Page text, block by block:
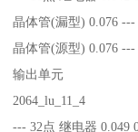
晶体管(漏型) 0.076 ---
晶体管(源型) 0.076 ---
输出单元
2064_lu_11_4
--- 32点 继电器 0.049